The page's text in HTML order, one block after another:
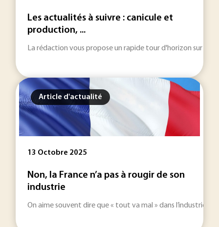
Les actualités à suivre : canicule et
production, ...
La rédaction vous propose un rapide tour d'horizon sur les
Article d'actualité
13 Octobre 2025
Non, la France n’a pas à rougir de son
industrie
On aime souvent dire que « tout va mal » dans l’industrie